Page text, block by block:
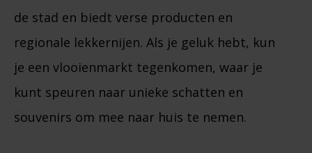
de stad en biedt verse producten en
regionale lekkernijen. Als je geluk hebt, kun
je een vlooienmarkt tegenkomen, waar je
kunt speuren naar unieke schatten en
souvenirs om mee naar huis te nemen.